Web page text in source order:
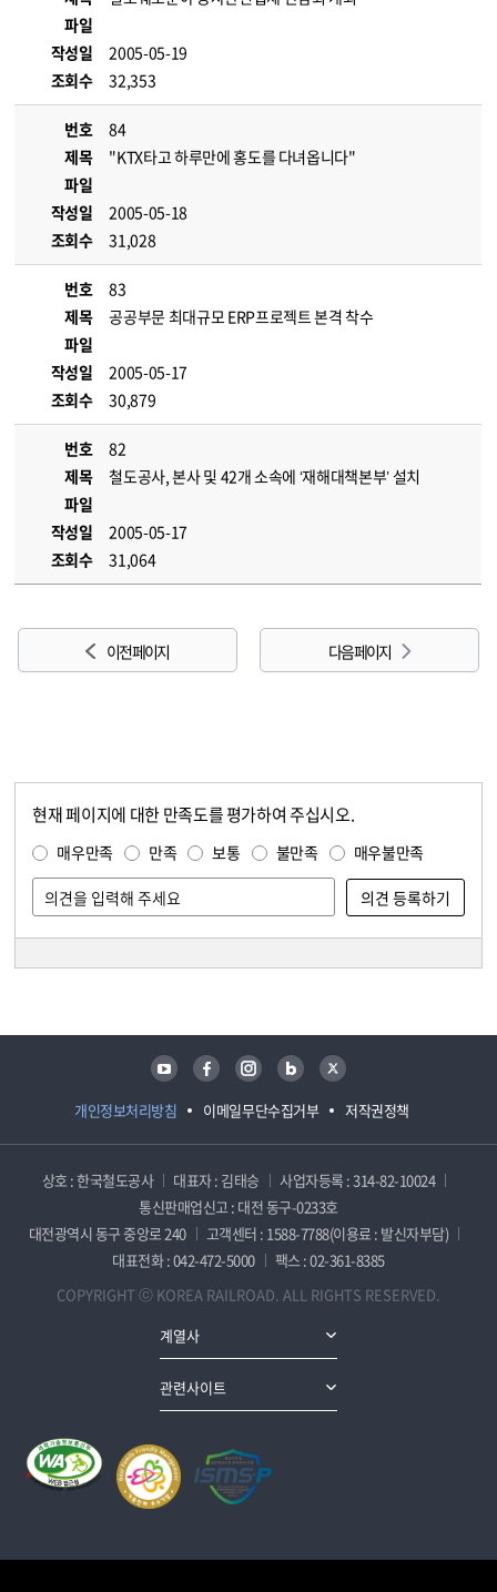
파일
작성일
2005-05-19
조회수
32,353
번호
84
제목
"KTX타고 하루만에 홍도를 다녀옵니다"
파일
작성일
2005-05-18
조회수
31,028
번호
83
제목
공공부문 최대규모 ERP프로젝트 본격 착수
파일
작성일
2005-05-17
조회수
30,879
번호
82
제목
철도공사, 본사 및 42개 소속에 ‘재해대책본부’ 설치
파일
작성일
2005-05-17
조회수
31,064
이전 페이지 다음 페이지
현재 페이지에 대한 만족도를 평가하여 주십시오.
매우만족 만족 보통 불만족 매우불만족
개인정보처리방침 이메일무단수집거부 저작권정책
유튜브 페이스북 인스타그램 블로그 트위터
상호 : 한국철도공사 대표자 : 김태승
사업자등록 : 314-82-10024
통신판매업신고 : 대전 동구-0233호
대전광역시 동구 중앙로 240
고객센터 : 1588-7788(이용료 : 발신자부담)
대표전화 : 042-472-5000
팩스 : 02-361-8385
COPYRIGHT ⓒ KOREA RAILROAD. ALL RIGHTS RESERVED.
계열사
관련사이트